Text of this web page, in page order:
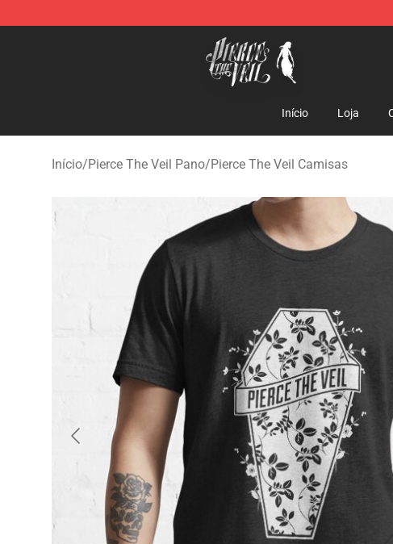
Pierce The Veil Store - Official Pierce The Veil Merchandise
Início Loja
Início/Pierce The Veil Pano/Pierce The Veil Camisas